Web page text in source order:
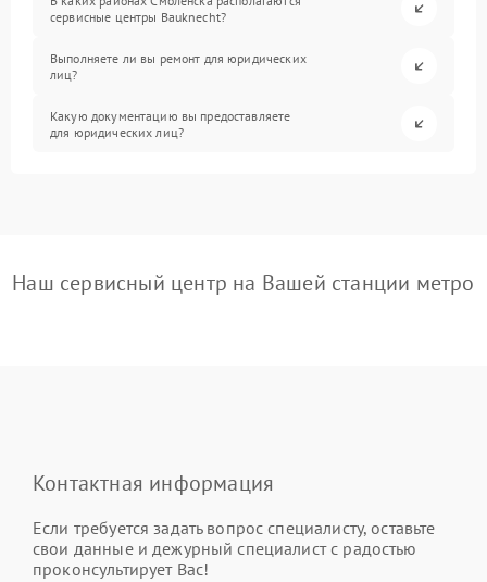
сервисные центры Bauknecht?
Выполняете ли вы ремонт для юридических
лиц?
Какую документацию вы предоставляете
для юридических лиц?
Наш сервисный центр на Вашей станции метро
Контактная информация
Если требуется задать вопрос специалисту, оставьте
свои данные и дежурный специалист с радостью
проконсультирует Вас!